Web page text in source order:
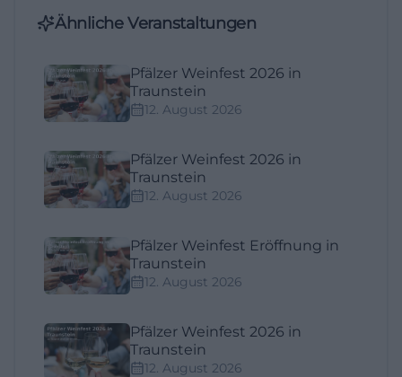
Ähnliche Veranstaltungen
Pfälzer Weinfest 2026 in
Traunstein
12. August 2026
Pfälzer Weinfest 2026 in
Traunstein
12. August 2026
Pfälzer Weinfest Eröffnung in
Traunstein
12. August 2026
Pfälzer Weinfest 2026 in
Traunstein
12. August 2026